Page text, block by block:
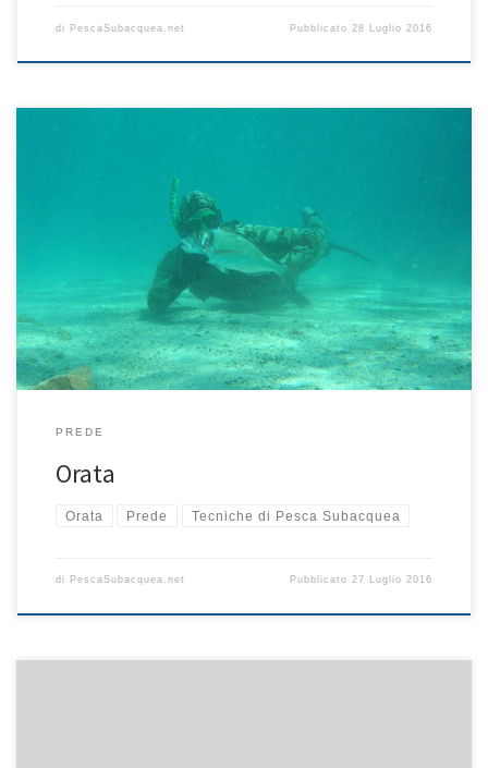
di PescaSubacquea.net Pubblicato 28 Luglio 2016
L’orata è una preda difficile da catturare. Questo sparide è solito
vagare tra ampie distese di sabbia, posidonia oppure in fondali
rocciosi. La sua forma è simile a quella di un dentice e di fatto è
solito confondersi tra di essi. Tecniche di pesca Le tecniche di
pesca che si possono usare […]
PREDE
Orata
Orata Prede Tecniche di Pesca Subacquea
di PescaSubacquea.net Pubblicato27 Luglio 2016